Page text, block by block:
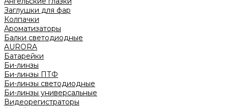
Заглушки для фар
Колпачки
Ароматизаторы
Балки светодиодные
AURORA
Батарейки
Би-линзы
Би-линзы ПТФ
Би-линзы светодиодные
Би-линзы универсальные
Видеорегистраторы